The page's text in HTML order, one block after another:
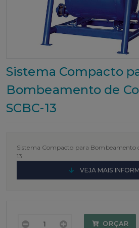
Sistema Compacto
Bombeamento de
SCBC-13
Sistema Compacto para Bombeamento
13
VEJA MAIS
ORÇAR